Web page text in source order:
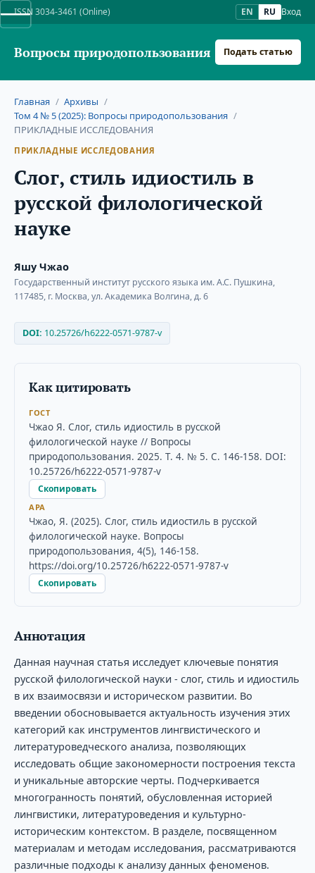
ISSN 3034-3461 (Online) EN RU Вход
Вопросы природопользования Подать статью
Главная / Архивы /
Том 4 № 5 (2025): Вопросы природопользования /
ПРИКЛАДНЫЕ ИССЛЕДОВАНИЯ
ПРИКЛАДНЫЕ ИССЛЕДОВАНИЯ
Слог, стиль идиостиль в
русской филологической
науке
Яшу Чжао
Государственный институт русского языка им. А.С. Пушкина,
117485, г. Москва, ул. Академика Волгина, д. 6
DOI: 10.25726/h6222-0571-9787-v
Как цитировать
ГОСТ
Чжао Я. Слог, стиль идиостиль в русской
филологической науке // Вопросы
природопользования. 2025. Т. 4. № 5. С. 146-158. DOI:
10.25726/h6222-0571-9787-v
Скопировать
APA
Чжао, Я. (2025). Слог, стиль идиостиль в русской
филологической науке. Вопросы
природопользования, 4(5), 146-158.
https://doi.org/10.25726/h6222-0571-9787-v
Скопировать
Аннотация
Данная научная статья исследует ключевые понятия
русской филологической науки - слог, стиль и идиостиль
в их взаимосвязи и историческом развитии. Во
введении обосновывается актуальность изучения этих
категорий как инструментов лингвистического и
литературоведческого анализа, позволяющих
исследовать общие закономерности построения текста
и уникальные авторские черты. Подчеркивается
многогранность понятий, обусловленная историей
лингвистики, литературоведения и культурно-
историческим контекстом. В разделе, посвященном
материалам и методам исследования, рассматриваются
различные подходы к анализу данных феноменов.